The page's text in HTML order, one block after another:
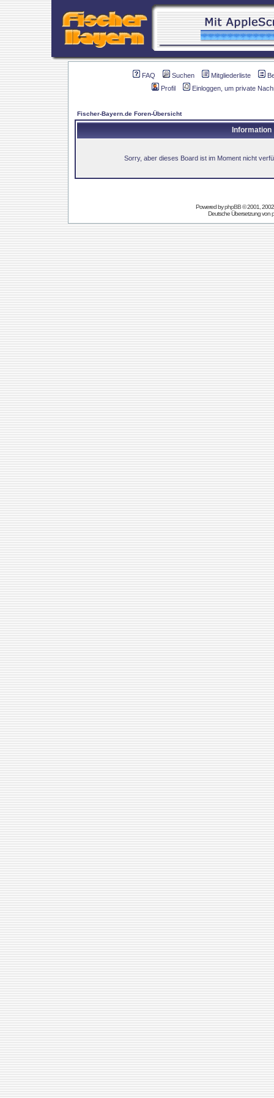
FAQ Suchen Mitgliederliste
Profil
Einloggen, um private
Fischer-Bayern.de Foren-Übersicht
Information
Sorry, aber dieses Board ist im Moment nicht
Powered byphpBB© 2001,
Deutsche Übersetzung von